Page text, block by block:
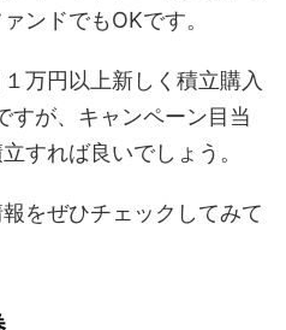
ンドでもOKです。
万円以上新しく積立購入
すが、キャンペーン目当
すれば良いでしょう。
をぜひチェックしてみて